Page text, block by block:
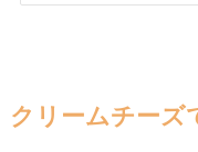
クリームチーズ